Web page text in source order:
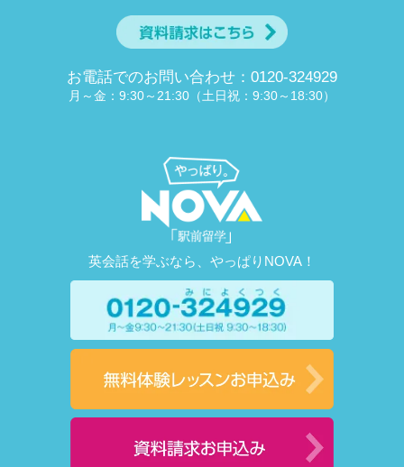
お電話でのお問い合わせ：0120-324929
月～金：9:30～21:30（土日祝：9:30～18:30）
英会話を学ぶなら、やっぱりNOVA！